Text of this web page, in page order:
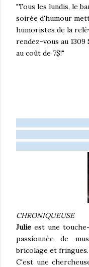
"Tous les lundis, le
soirée d'humour
humoristes de la
rendez-vous au
au coût de 7$!"
CHRONIQUEUSE
Julie est une
passionnée de
bricolage et fringues.
C'est une